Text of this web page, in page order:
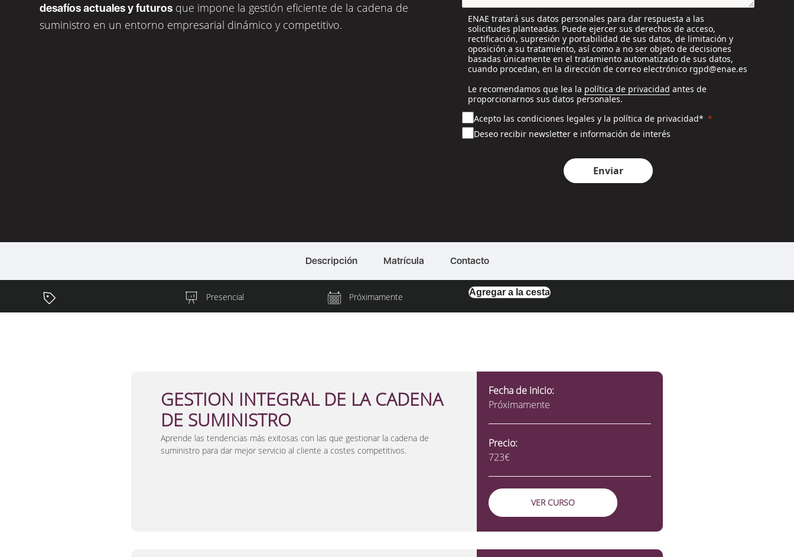
desafíos actuales y futuros que impone la gestión eficiente de la cadena de
suministro en un entorno empresarial dinámico y competitivo.
l
e
c
t
e
d
ENAE tratará sus datos personales para dar respuesta a las
solicitudes planteadas. Puede ejercer sus derechos de acceso,
rectificación, supresión y portabilidad de sus datos, de limitación y
oposición a su tratamiento, así como a no ser objeto de decisiones
basadas únicamente en el tratamiento automatizado de sus datos,
cuando procedan, en la dirección de correo electrónico rgpd@enae.es
Le recomendamos que lea la política de privacidad antes de
proporcionarnos sus datos personales.
Acepto las condiciones legales y la política de privacidad*
Deseo recibir newsletter e información de interés
Enviar
Descripción Matrícula Contacto
Presencial Próximamente
GESTION INTEGRAL DE LA CADENA
DE SUMINISTRO
Aprende las tendencias más exitosas con las que gestionar la cadena de
suministro para dar mejor servicio al cliente a costes competitivos.
Fecha de inicio:
Próximamente
Precio:
723€
VER CURSO